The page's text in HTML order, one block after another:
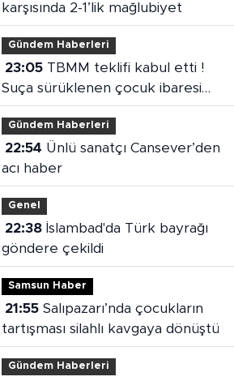
karşısında 2-1’lik mağlubiyet
Gündem Haberleri
23:05TBMM teklifi kabul etti !
Suça sürüklenen çocuk ibaresi
değişti
Gündem Haberleri
22:54
acı haber
Genel
22:38İslambad'da Türk bayrağı
göndere çekildi
Samsun Haber
21:55Salıpazarı’nda çocukların
tartışması silahlı kavgaya dönüştü
Gündem Haberleri